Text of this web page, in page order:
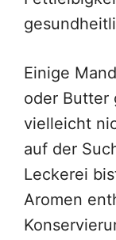
Einige
oder Butter
vielleicht
auf der
Leckerei
Aromen